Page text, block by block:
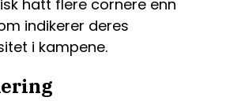
hatt flere cornere enn
indikerer deres
i kampene.